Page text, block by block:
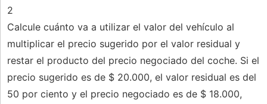
2
Calcule cuánto va a utilizar el valor del vehículo al
multiplicar el precio sugerido por el valor residual y
restar el producto del precio negociado del coche. Si el
precio sugerido es de $ 20.000, el valor residual es del
50 por ciento y el precio negociado es de $ 18.000,